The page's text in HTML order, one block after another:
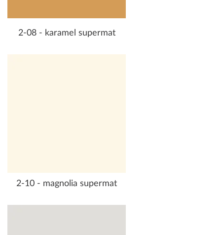
2-08 - karamel supermat
2-10 - magnolia supermat